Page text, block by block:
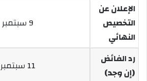
الإعلان عن
التخصيص
النهائي
9 سبتمبر 2025
رد الفائض
(إن وجد)
11 سبتمبر 2025